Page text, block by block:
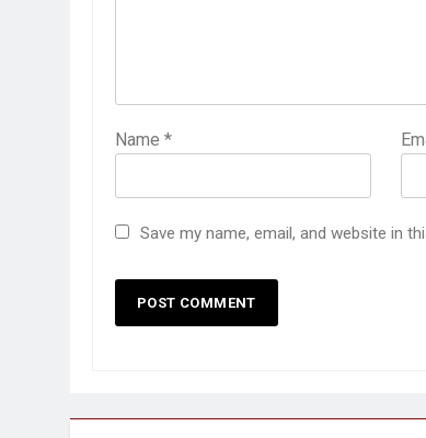
Name *
Save my name, email, and website in